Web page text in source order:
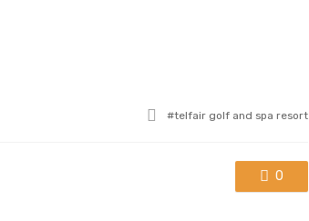
Tagged
telfair golf and spa resort
0